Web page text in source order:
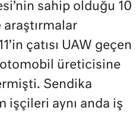
sahip olduğu 10
çatısı UAW geçen
üreticisine
Sendika
işçileri aynı anda iş